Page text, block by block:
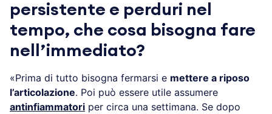
persistente e perduri nel
tempo, che cosa bisogna fare
nell’immediato?
«Prima di tutto bisogna fermarsi e mettere a riposo
l’articolazione. Poi può essere utile assumere
antinfiammatori per circa una settimana. Se dopo